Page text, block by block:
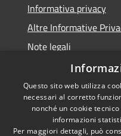
Informativa privacy
Altre Informative
Note legali
Dichiarazione di
RSS
Questo sito web utilizza
necessari al corretto
nonché un cookie
informazioni
Per maggiori dettagli, può